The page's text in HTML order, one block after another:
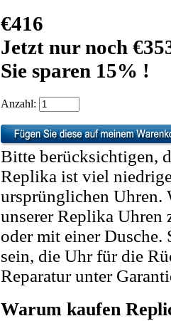
€416
Jetzt nur noch
Sie sparen 15% !
Anzahl:
Bitte berücksichtigen,
Replika ist viel
ursprünglichen Uhren.
unserer Replika Uhren
oder mit einer
sein, die Uhr für die
Reparatur unter
Warum kaufen